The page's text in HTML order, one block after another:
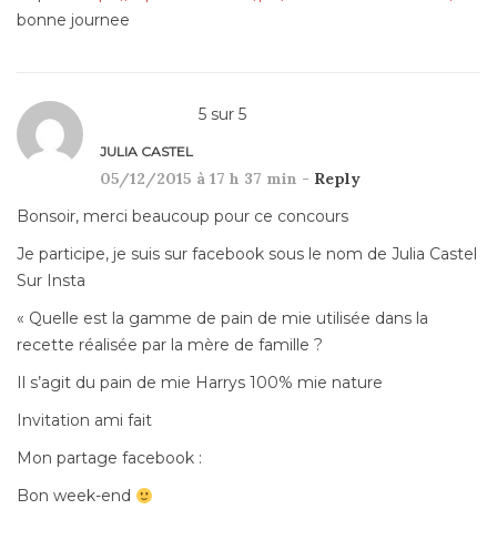
bonne journee
5 sur 5
JULIA CASTEL
05/12/2015 à 17 h 37 min - Reply
Bonsoir, merci beaucoup pour ce concours
Je participe, je suis sur facebook sous le nom de Julia Castel
Sur Insta
« Quelle est la gamme de pain de mie utilisée dans la
recette réalisée par la mère de famille ?
Il s’agit du pain de mie Harrys 100% mie nature
Invitation ami fait
Mon partage facebook :
Bon week-end